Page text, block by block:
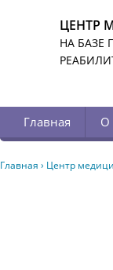
ЦЕНТР
НА БАЗЕ
Главная О
Главная › Центр